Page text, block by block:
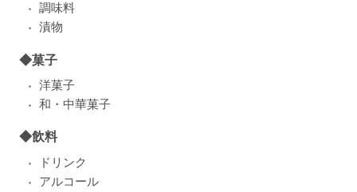
調味料
漬物
◆菓子
洋菓子
和・中華菓子
◆飲料
ドリンク
アルコール